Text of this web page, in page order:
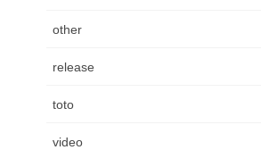
other
release
toto
video